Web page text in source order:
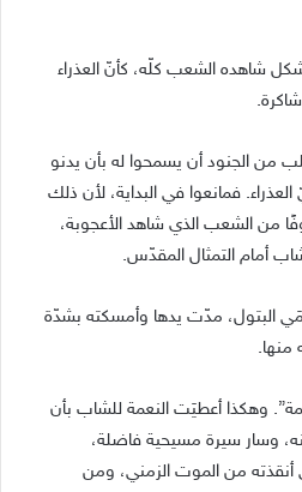
شاهده الشعب كلّه، كأنّ العذراء
من الجنود أن يسمحوا له بأن يدنو
فمانعوا في البداية، لأن ذلك
من الشعب الذي شاهد الأعجوبة،
أمام التمثال المقدّس.
البتول، مدّت يدها وأمسكته بشدّة
منها.
وهكذا أعطيَت النعمة للشاب بأن
وسار سيرة مسيحية فاضلة،
أنقذته من الموت الزمني، ومن